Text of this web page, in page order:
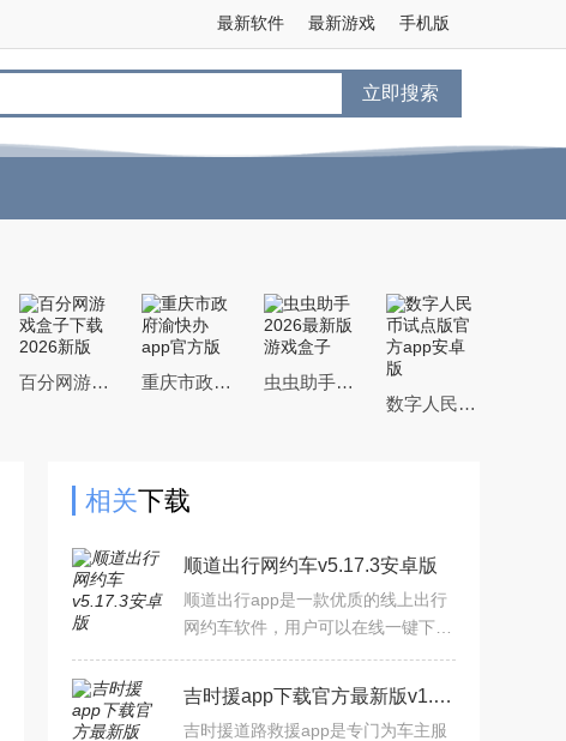
手机版
最新游戏
最新软件
立即搜索
百分网游戏盒子下载2026新版
重庆市政府渝快办app官方版
虫虫助手2026最新版游戏盒子
数字人民币试点版官方app安卓版
相关下载
顺道出行网约车v5.17.3安卓版
顺道出行app是一款优质的线上出行
网约车软件，用户可以在线一键下单
个城市，专线拼车，短途快车，多样
出行，超省心，在线下单即
吉时援app下载官方最新版v1.4.0
吉时援道路救援app是专门为车主服